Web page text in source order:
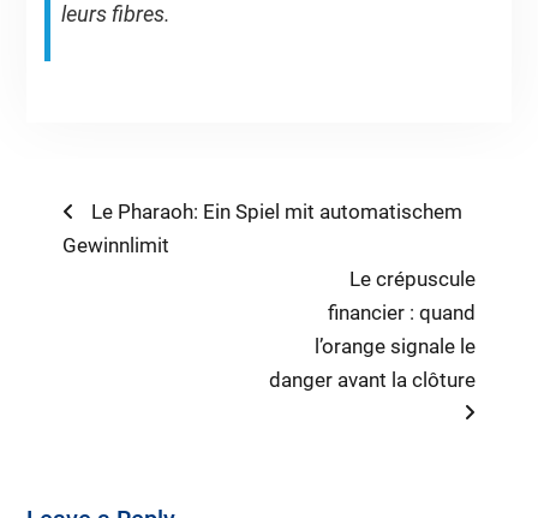
leurs fibres.
Post
navigation
Previous
post:
Le Pharaoh: Ein Spiel mit automatischem
Gewinnlimit
Next
post:
Le crépuscule
financier : quand
l’orange signale le
danger avant la clôture